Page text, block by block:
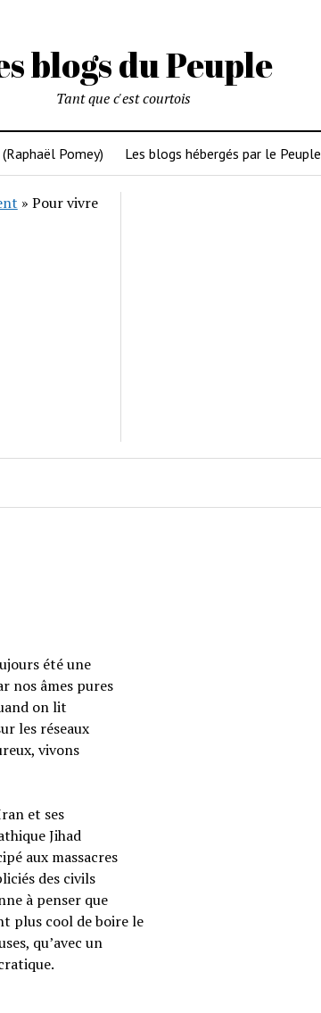
blogs du Peuple
Tant que c'est courtois
Pomey) Les blogs hébergés par le Peuple
» Pour vivre
été une
nos âmes pures
on lit
les réseaux
vivons
et ses
Jihad
aux massacres
des civils
à penser que
plus cool de boire le
qu’avec un